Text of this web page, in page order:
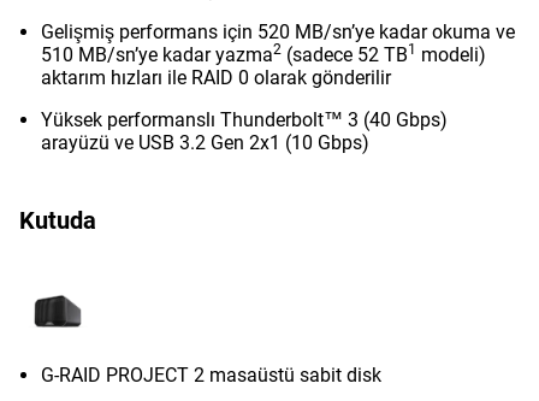
Gelişmiş performans için 520 MB/sn’ye kadar okuma ve
510 MB/sn’ye kadar yazma2 (sadece 52 TB1
modeli)
aktarım hızları ile RAID 0 olarak gönderilir
Yüksek performanslı Thunderbolt™ 3 (40 Gbps)
arayüzü ve USB 3.2 Gen 2x1 (10 Gbps)
Kutuda
G-RAID PROJECT 2 masaüstü sabit disk